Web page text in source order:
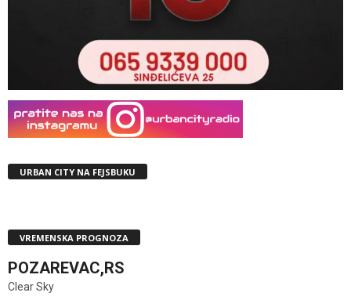
URBAN CITY NA FEJSBUKU
VREMENSKA PROGNOZA
POZAREVAC,RS
Clear Sky